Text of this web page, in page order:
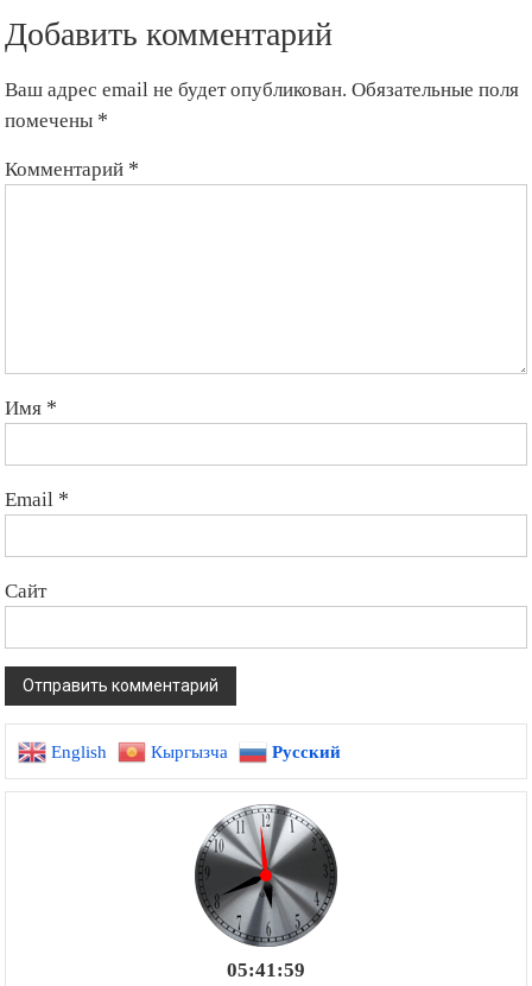
Добавить комментарий
Ваш адрес email не будет опубликован. Обязательные поля
помечены *
Комментарий *
Имя *
Email *
Сайт
English Кыргызча Русский
05:41:59